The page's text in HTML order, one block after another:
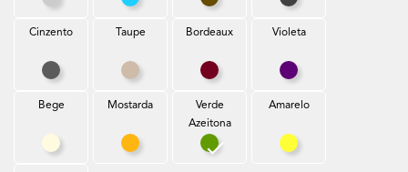
Azul Turquesa Tabaco Preto
Cinzento
Cinzento
Taupe
Taupe
Bordeaux
Bordeaux
Violeta
Violeta
Bege Mostarda
Mostarda
Verde
Azeitona
Verde Azeitona
Amarelo
Amarelo